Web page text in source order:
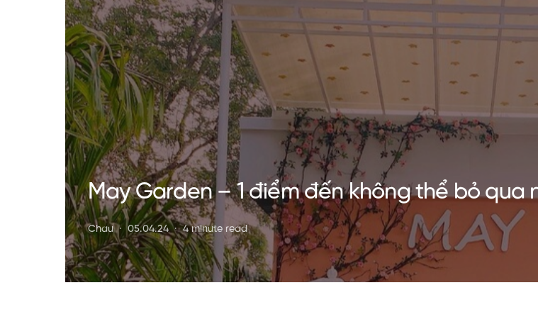
May Garden – 1 điểm đến không thể bỏ qua
Chau 05.04.24 4 minute read